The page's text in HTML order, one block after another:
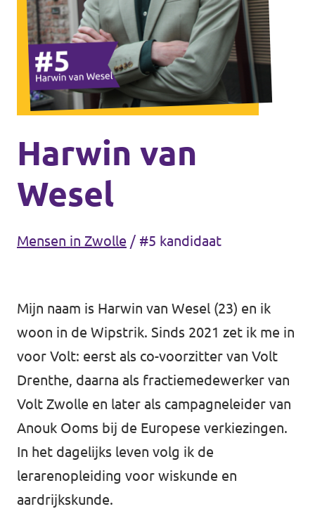
Agenda
Gemeenteraadsverkiezingen 2026
Doneer
Deventer
Enschede
Hengelo
Harwin van
Wesel
Mensen in Zwolle / #5 kandidaat
Mijn naam is Harwin van Wesel (23) en ik
woon in de Wipstrik. Sinds 2021 zet ik me in
voor Volt: eerst als co-voorzitter van Volt
Drenthe, daarna als fractiemedewerker van
Volt Zwolle en later als campagneleider van
Anouk Ooms bij de Europese verkiezingen.
In het dagelijks leven volg ik de
lerarenopleiding voor wiskunde en
aardrijkskunde.